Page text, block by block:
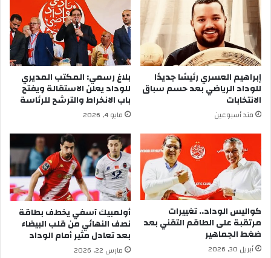
إبراهيم العسري رئيسًا جديدًا
للوداد الرياضي بعد حسم سباق
الانتخابات
مند أسبوعين
بلاغ رسمي: المكتب المديري
للوداد يعلن الاستقالة ويفتح
باب الانخراط والترشح للرئاسة
مايو 4, 2026
كواليس الوداد.. تغييرات
مرتقبة على الطاقم التقني بعد
ضغط الجماهير
أبريل 30, 2026
أولمبيك آسفي يخطف بطاقة
نصف النهائي من قلب البيضاء
بعد تعادل مثير أمام الوداد
مارس 22, 2026